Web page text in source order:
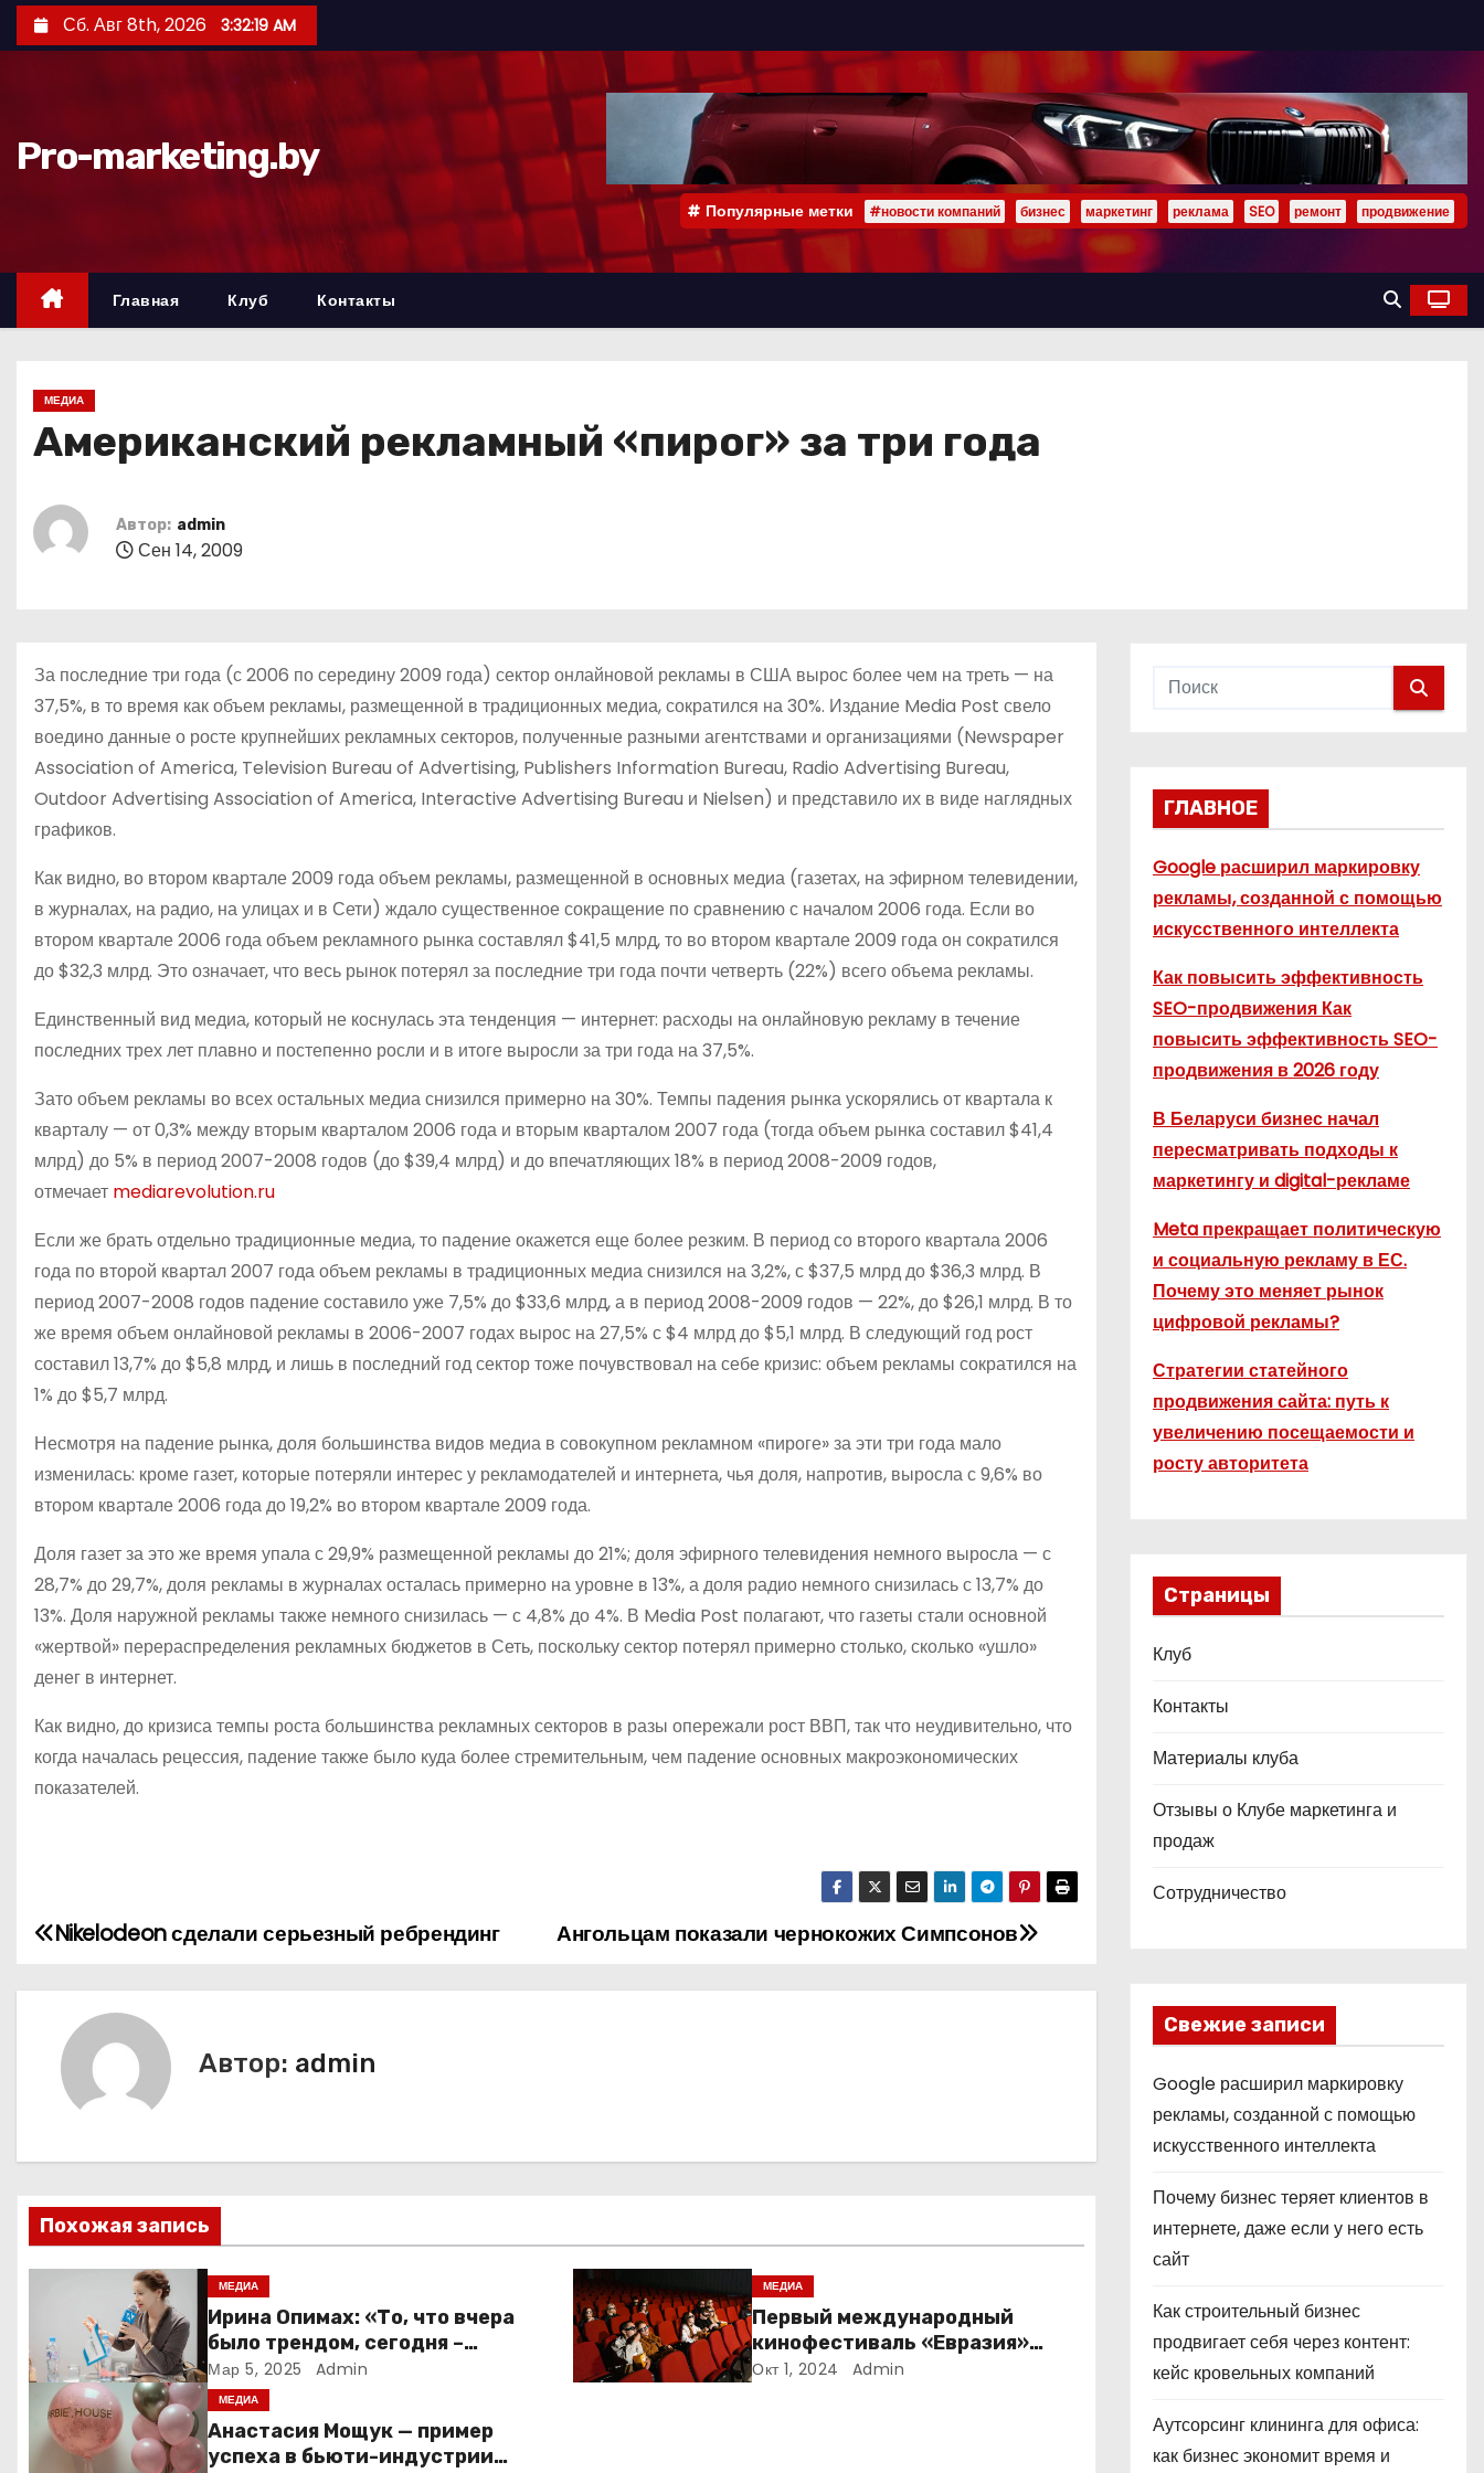
е
д
Сб. Авг 8th, 2026 3:32:20 AM
Pro-marketing.by
Популярные метки #новости компаний бизнес маркетинг реклама SEO ремонт продвижение
Главная Клуб Контакты
МЕДИА
Американский рекламный «пирог» за три года
Автор: admin
Сен 14, 2009
За последние три года (с 2006 по середину 2009 года) сектор онлайновой рекламы в США вырос более чем на треть — на
37,5%, в то время как объем рекламы, размещенной в традиционных медиа, сократился на 30%. Издание Media Post свело
воедино данные о росте крупнейших рекламных секторов, полученные разными агентствами и организациями (Newspaper
Association of America, Television Bureau of Advertising, Publishers Information Bureau, Radio Advertising Bureau,
Outdoor Advertising Association of America, Interactive Advertising Bureau и Nielsen) и представило их в виде наглядных
графиков.
Как видно, во втором квартале 2009 года объем рекламы, размещенной в основных медиа (газетах, на эфирном телевидении,
в журналах, на радио, на улицах и в Сети) ждало существенное сокращение по сравнению с началом 2006 года. Если во
втором квартале 2006 года объем рекламного рынка составлял $41,5 млрд, то во втором квартале 2009 года он сократился
до $32,3 млрд. Это означает, что весь рынок потерял за последние три года почти четверть (22%) всего объема рекламы.
Единственный вид медиа, который не коснулась эта тенденция — интернет: расходы на онлайновую рекламу в течение
последних трех лет плавно и постепенно росли и в итоге выросли за три года на 37,5%.
Зато объем рекламы во всех остальных медиа снизился примерно на 30%. Темпы падения рынка ускорялись от квартала к
кварталу — от 0,3% между вторым кварталом 2006 года и вторым кварталом 2007 года (тогда объем рынка составил $41,4
млрд) до 5% в период 2007-2008 годов (до $39,4 млрд) и до впечатляющих 18% в период 2008-2009 годов,
отмечает mediarevolution.ru
Если же брать отдельно традиционные медиа, то падение окажется еще более резким. В период со второго квартала 2006
года по второй квартал 2007 года объем рекламы в традиционных медиа снизился на 3,2%, с $37,5 млрд до $36,3 млрд. В
период 2007-2008 годов падение составило уже 7,5% до $33,6 млрд, а в период 2008-2009 годов — 22%, до $26,1 млрд. В то
же время объем онлайновой рекламы в 2006-2007 годах вырос на 27,5% с $4 млрд до $5,1 млрд. В следующий год рост
составил 13,7% до $5,8 млрд, и лишь в последний год сектор тоже почувствовал на себе кризис: объем рекламы сократился на
1% до $5,7 млрд.
Несмотря на падение рынка, доля большинства видов медиа в совокупном рекламном «пироге» за эти три года мало
изменилась: кроме газет, которые потеряли интерес у рекламодателей и интернета, чья доля, напротив, выросла с 9,6% во
втором квартале 2006 года до 19,2% во втором квартале 2009 года.
Доля газет за это же время упала с 29,9% размещенной рекламы до 21%; доля эфирного телевидения немного выросла — с
28,7% до 29,7%, доля рекламы в журналах осталась примерно на уровне в 13%, а доля радио немного снизилась с 13,7% до
13%. Доля наружной рекламы также немного снизилась — с 4,8% до 4%. В Media Post полагают, что газеты стали основной
«жертвой» перераспределения рекламных бюджетов в Сеть, поскольку сектор потерял примерно столько, сколько «ушло»
денег в интернет.
Как видно, до кризиса темпы роста большинства рекламных секторов в разы опережали рост ВВП, так что неудивительно, что
когда началась рецессия, падение также было куда более стремительным, чем падение основных макроэкономических
показателей.
Н
а
а
ц
и
п
о
з
Ангольцам показали чернокожих Симпсонов
Nikelodeon сделали серьезный ребрендинг
Автор: admin
Похожая запись
МЕДИА
Ирина Опимах: «То, что вчера
было трендом, сегодня –
норма»
Мар 5, 2025 Admin
МЕДИА
Первый международный
кинофестиваль «Евразия»
пройдет в Москве с 17 по 21
Окт 1, 2024 Admin
МЕДИА
Анастасия Мощук — пример
успеха в бьюти-индустрии
ГЛАВНОЕ
Google расширил маркировку
рекламы, созданной с помощью
искусственного интеллекта
Как повысить эффективность
SEO-продвижения Как
повысить эффективность SEO-
продвижения в 2026 году
В Беларуси бизнес начал
пересматривать подходы к
маркетингу и digital-рекламе
Meta прекращает политическую
и социальную рекламу в ЕС.
Почему это меняет рынок
цифровой рекламы?
Стратегии статейного
продвижения сайта: путь к
увеличению посещаемости и
росту авторитета
Страницы
Клуб
Контакты
Материалы клуба
Отзывы о Клубе маркетинга и
продаж
Сотрудничество
Свежие записи
Google расширил маркировку
рекламы, созданной с помощью
искусственного интеллекта
Почему бизнес теряет клиентов в
интернете, даже если у него есть
сайт
Как строительный бизнес
продвигает себя через контент:
кейс кровельных компаний
Аутсорсинг клининга для офиса:
как бизнес экономит время и